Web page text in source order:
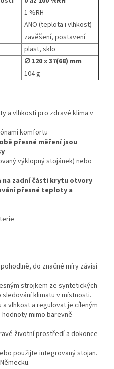
1 %RH
ANO (teplota i vlhkost)
zavěšení, postavení
plast, sklo
∅​ 120 x 37(68) mm
104 g
a vlhkosti pro zdravé klima v
komfortu
přesné měření jsou
výklopný stojánek) nebo
na zadní části krytu otvory
přesné teploty a
do značné míry závisí
strojkem ze syntetických
klimatu v místnosti.
vlhkost a regulovat je cíleným
mimo barevně
životní prostředí a dokonce
použijte integrovaný stojan.